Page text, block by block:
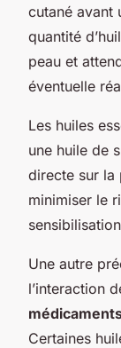
cutané avant
quantité
peau et
éventuelle
Les huiles
une huile de
directe sur la
minimiser le
Une autre
l’interaction
Certaines